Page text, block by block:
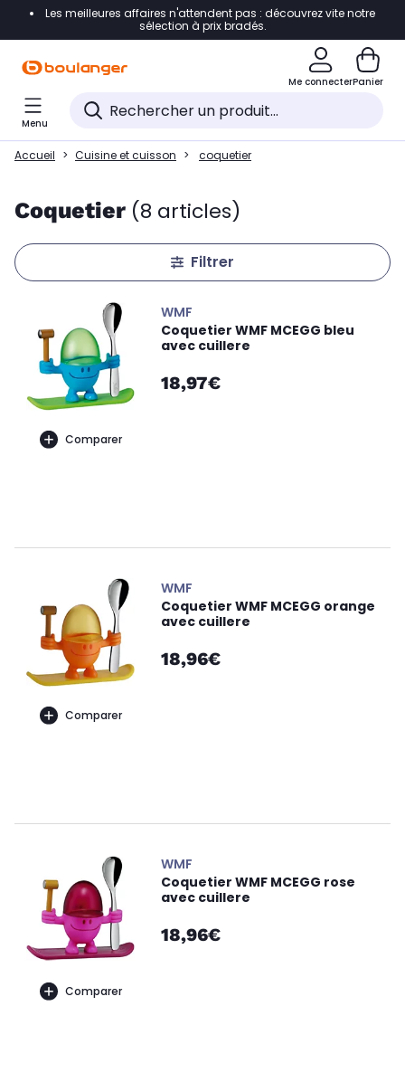
Accéder directement à la navigation
Accéder directement au pied de page
Accéder directement au chatbot
Les meilleures affaires n'attendent pas : découvrez vite notre
sélection à prix bradés.
Me connecterPanier
Menu
Accueil Cuisine et cuisson coquetier
Coquetier (8 articles)
Filtrer
Comparer
WMF
Coquetier WMF MCEGG bleu
avec cuillere
18,97€
Comparer
WMF
Coquetier WMF MCEGG orange
avec cuillere
18,96€
Comparer
WMF
Coquetier WMF MCEGG rose
avec cuillere
18,96€